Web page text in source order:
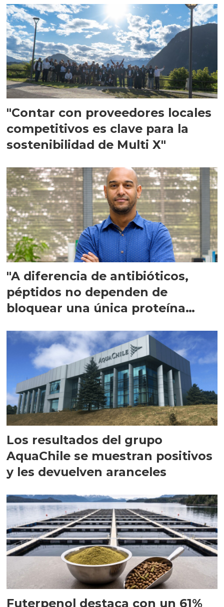
"Contar con proveedores locales
competitivos es clave para la
sostenibilidad de Multi X"
"A diferencia de antibióticos,
péptidos no dependen de
bloquear una única proteína
Los resultados del grupo
AquaChile se muestran positivos
y les devuelven aranceles
Futerpenol destaca con un 61%